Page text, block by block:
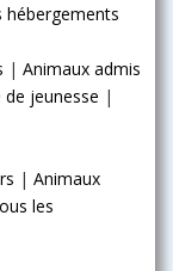
hébergements
| Animaux admis
de jeunesse |
| Animaux
les